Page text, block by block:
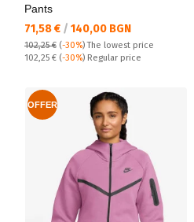
Pants
Текуща цена:
71,58 € / 140,00 BGN
102,25 € (-30%)The lowest price
Regular price:
102,25 € (-30%) Regular price
OFFER